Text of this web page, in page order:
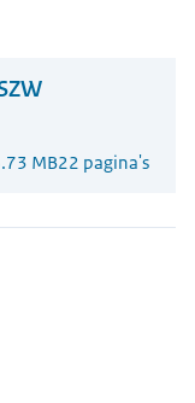
MB22 pagina's